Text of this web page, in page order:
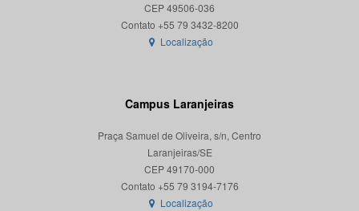
CEP 49506-036
Localização
Campus Laranjeiras
Praça Samuel de Oliveira, s/n, Centro
Laranjeiras/SE
CEP 49170-000
Localização